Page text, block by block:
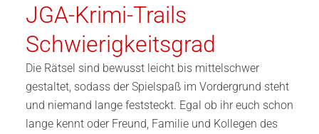
JGA-Krimi-Trails
Schwierigkeitsgrad
Die Rätsel sind bewusst leicht bis mittelschwer
gestaltet, sodass der Spielspaß im Vordergrund steht
und niemand lange feststeckt. Egal ob ihr euch schon
lange kennt oder Freund, Familie und Kollegen des